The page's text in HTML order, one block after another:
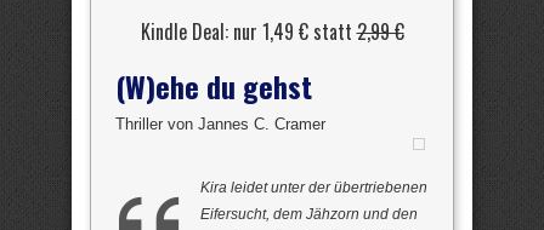
Kindle Deal: nur 1,49 € statt2,99 €
(W)ehe du gehst
Thriller von Jannes C. Cramer
Kira leidet unter der übertriebenen
Eifersucht, dem Jähzorn und den